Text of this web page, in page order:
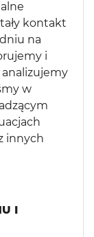
kontakt
na
i
analizujemy
w
innych
I